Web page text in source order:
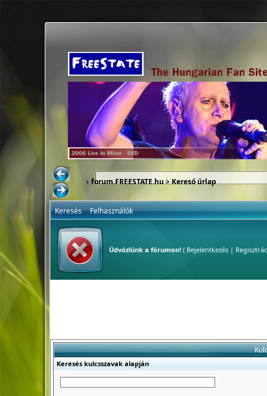
forum.FREESTATE.hu> Kereső űrlap
Keresés Felhasználók
Üdvözlünk a fórumon!( Bejelentkezés|
Keresés kulcsszavak alapján